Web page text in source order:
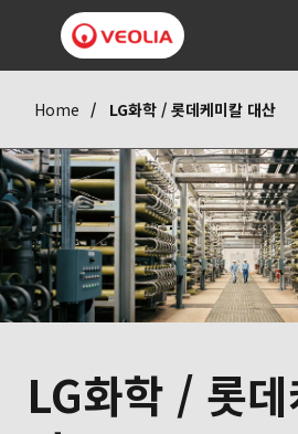
Home LG화학 / 롯데케미칼 대산
LG화학 / 롯